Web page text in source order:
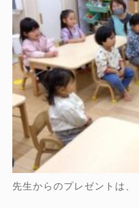
先生からのプレゼントは、